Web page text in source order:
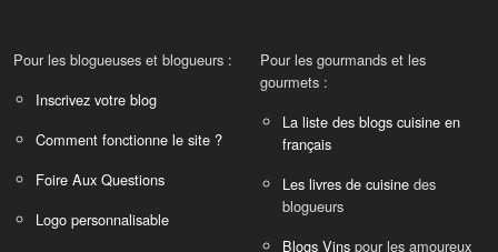
Pour les blogueuses et blogueurs :
Inscrivez votre blog
Comment fonctionne le site ?
Foire Aux Questions
Logo personnalisable
Pour les gourmands et les
gourmets :
La liste des blogs cuisine en
français
Les livres de cuisine des
blogueurs
Blogs Vins pour les amoureux